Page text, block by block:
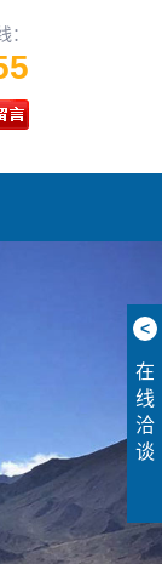
：
<
在
线
洽
谈